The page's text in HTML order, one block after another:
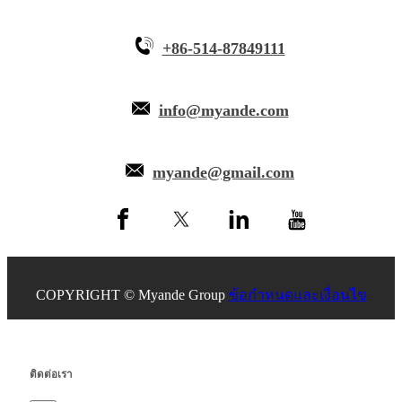
+86-514-87849111
info@myande.com
myande@gmail.com
COPYRIGHT © Myande Group ข้อกำหนดและเงื่อนไข
ติดต่อเรา